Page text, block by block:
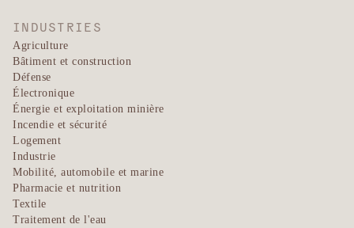
INDUSTRIES
Agriculture
Bâtiment et construction
Défense
Électronique
Énergie et exploitation minière
Incendie et sécurité
Logement
Industrie
Mobilité, automobile et marine
Pharmacie et nutrition
Textile
Traitement de l'eau